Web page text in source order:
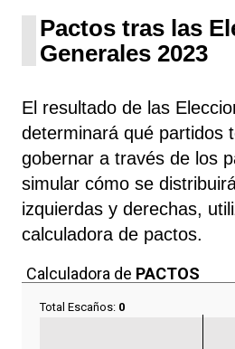
Pactos tras las
Generales 2023
El resultado de las
determinará qué partidos
gobernar a través de los
simular cómo se
izquierdas y derechas,
calculadora de pactos.
Calculadora de PACTOS
Total Escaños: 0